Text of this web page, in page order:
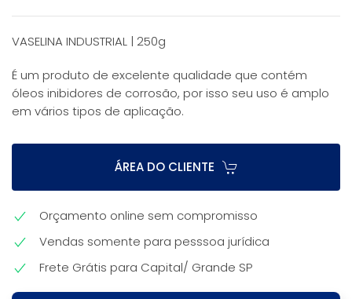
ÁREA DO CLIENTE
Orçamento online sem compromisso
Vendas somente para pesssoa jurídica
Frete Grátis para Capital/ Grande SP
VASELINA INDUSTRIAL | 250g
É um produto de excelente qualidade que contém
óleos inibidores de corrosão, por isso seu uso é amplo
em vários tipos de aplicação.